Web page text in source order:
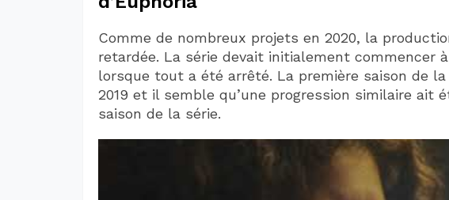
Comme de nombreux projets en 2020, la
retardée. La série devait initialement commencer
lorsque tout a été arrêté. La première saison de la
2019 et il semble qu’une progression similaire ait
saison de la série.